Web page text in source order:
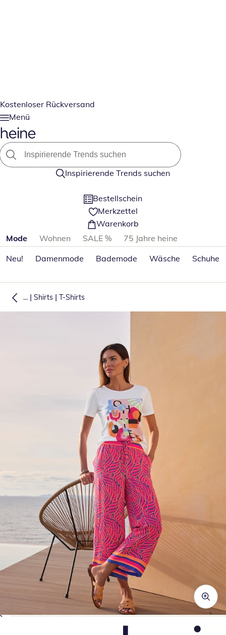
Kostenloser Rückversand
Menü
Inspirierende Trends suchen
Bestellschein
Merkzettel
Warenkorb
Produktkategorien überspringen
Mode Wohnen SALE %
75 Jahre heine
Neu!
Damenmode Bademode Wäsche Schuhe
... | Shirts | T-Shirts